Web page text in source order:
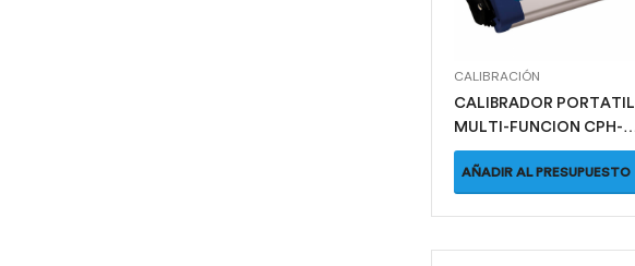
CALIBRACIÓN
CALIBRADOR PORTATIL
MULTI-FUNCION CPH-
8000
AÑADIR AL PRESUPUESTO